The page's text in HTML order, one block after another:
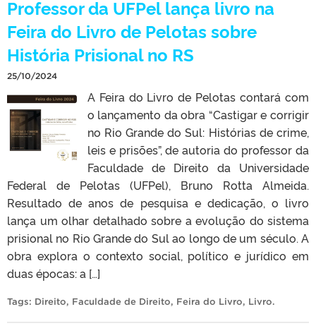
Professor da UFPel lança livro na
Feira do Livro de Pelotas sobre
História Prisional no RS
25/10/2024
A Feira do Livro de Pelotas contará com
o lançamento da obra “Castigar e corrigir
no Rio Grande do Sul: Histórias de crime,
leis e prisões”, de autoria do professor da
Faculdade de Direito da Universidade
Federal de Pelotas (UFPel), Bruno Rotta Almeida.
Resultado de anos de pesquisa e dedicação, o livro
lança um olhar detalhado sobre a evolução do sistema
prisional no Rio Grande do Sul ao longo de um século. A
obra explora o contexto social, político e jurídico em
duas épocas: a […]
Tags: Direito, Faculdade de Direito, Feira do Livro, Livro.